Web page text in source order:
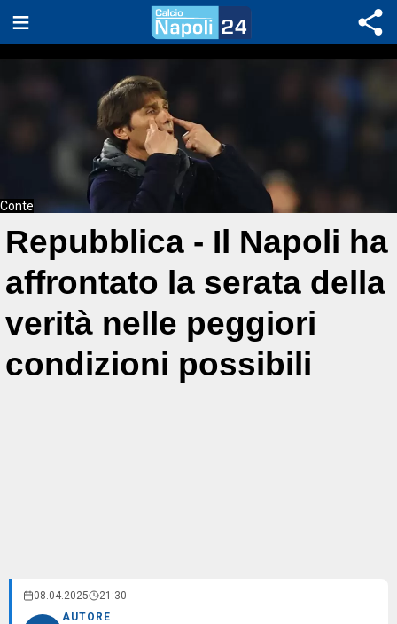
Conte
Repubblica - Il Napoli ha
affrontato la serata della
verità nelle peggiori
condizioni possibili
08.04.2025 21:30
AUTORE